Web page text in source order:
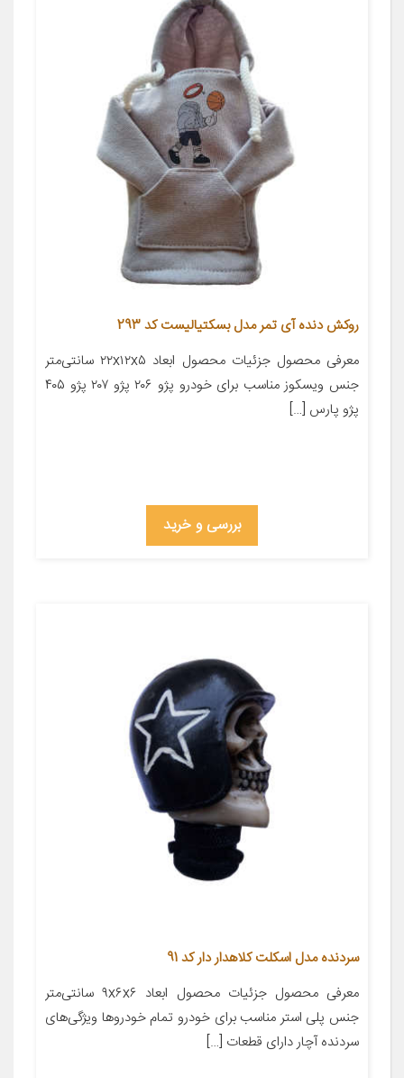
روکش دنده آی تمر مدل بسکتیالیست کد 293
معرفی محصول جزئیات محصول ابعاد ۲۲x۱۲x۵ سانتی‌متر
جنس ویسکوز مناسب برای خودرو پژو ۲۰۶ پژو ۲۰۷ پژو ۴۰۵
پژو پارس […]
بررسی و خرید
سردنده مدل اسکلت کلاهدار دار کد 91
معرفی محصول جزئیات محصول ابعاد ۹x۶x۶ سانتی‌متر
جنس پلی استر مناسب برای خودرو تمام خودروها ویژگی‌های
سردنده آچار دارای قطعات […]